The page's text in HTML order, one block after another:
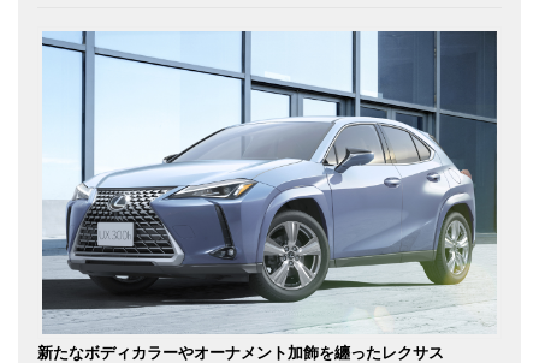
新たなボディカラーやオーナメント加飾を纏ったレクサス